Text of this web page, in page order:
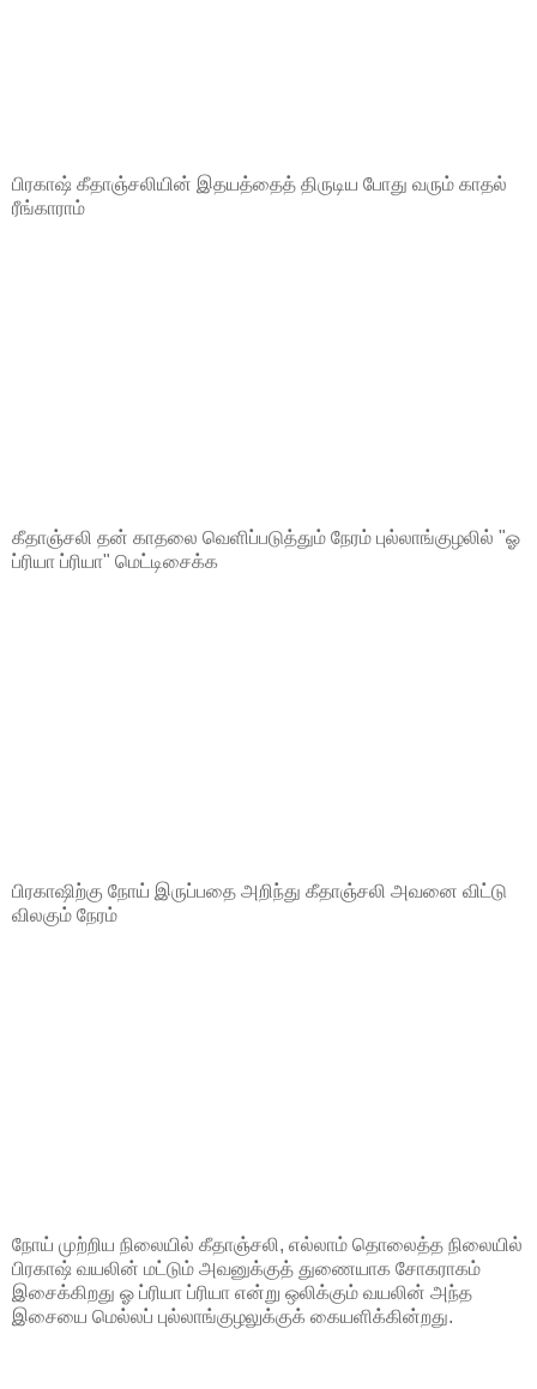
பிரகாஷ் கீதாஞ்சலியின் இதயத்தைத் திருடிய போது வரும் காதல்
ரீங்காராம்
கீதாஞ்சலி தன் காதலை வெளிப்படுத்தும் நேரம் புல்லாங்குழலில் "ஓ
ப்ரியா ப்ரியா" மெட்டிசைக்க
பிரகாஷிற்கு நோய் இருப்பதை அறிந்து கீதாஞ்சலி அவனை விட்டு
விலகும் நேரம்
நோய் முற்றிய நிலையில் கீதாஞ்சலி, எல்லாம் தொலைத்த நிலையில்
பிரகாஷ் வயலின் மட்டும் அவனுக்குத் துணையாக சோகராகம்
இசைக்கிறது ஓ ப்ரியா ப்ரியா என்று ஒலிக்கும் வயலின் அந்த
இசையை மெல்லப் புல்லாங்குழலுக்குக் கையளிக்கின்றது.